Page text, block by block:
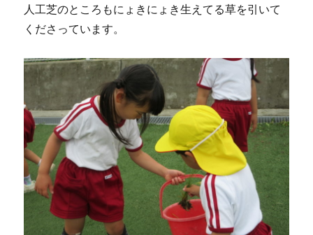
人工芝のところもにょきにょき生えてる草を引いて
くださっています。